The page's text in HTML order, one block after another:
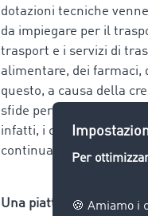
dotazioni tecniche
da impiegare per il
trasport e i servizi di
alimentare, dei farmaci,
questo, a causa della
sfide per l'azienda di
infatti, i camion
continuare a operare
Una piattaforma di